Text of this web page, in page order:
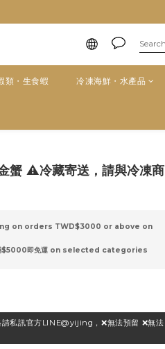
類・生食蝦 冷凍海鮮・水產品
蟹 ⚠️冷藏寄送，請與冷凍商
on orders TWD$3000 or above on
滿$5000即免運 on selected categories
私訊官方LINE@yijing，❌無法預留 ❌無法